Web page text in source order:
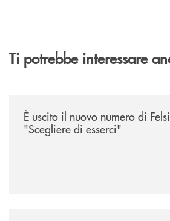
Ti potrebbe interessare
È uscito il nuovo numero di
"Scegliere di esserci"